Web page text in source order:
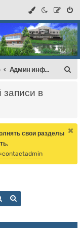
Админ информация
к
записи в
свои разделы
Поиск